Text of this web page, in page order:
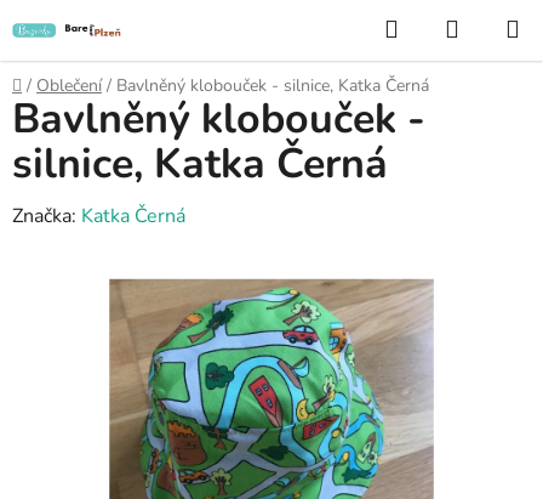
na
obsah
Hledat
KOŠÍK
Domů
/ Oblečení / Bavlněný klobouček - silnice, Katka Černá
Bavlněný klobouček -
silnice, Katka Černá
Značka: Katka Černá